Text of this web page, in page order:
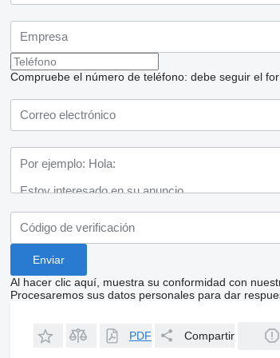
Compruebe el número de teléfono: debe seguir el
Al hacer clic aquí, muestra su conformidad con
Procesaremos sus datos personales para dar
PDF Compartir